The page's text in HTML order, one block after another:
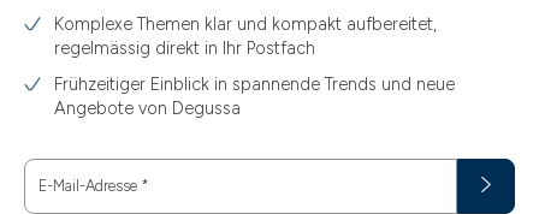
3.12
3.44
3.58
3.66
Komplexe Themen klar und kompakt aufbereitet,
regelmässig direkt in Ihr Postfach
Frühzeitiger Einblick in spannende Trends und neue
Angebote von Degussa
E-Mail-Adresse *